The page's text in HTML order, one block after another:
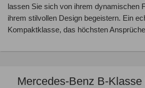
Mercedes-Benz B-
lassen Sie sich von ihrem dynamischen
ihrem stilvollen Design begeistern. Ein
Kompaktklasse, das höchsten